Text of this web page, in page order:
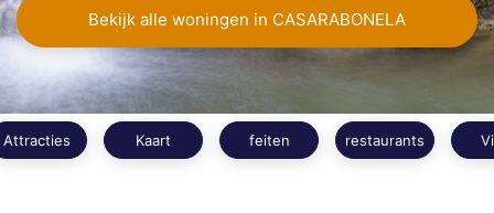
Bekijk alle woningen in CASARABONELA
Attracties Kaart feiten restaurants